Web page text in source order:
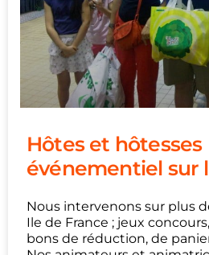
Hôtes et hôtesses
événementiel sur
Nous intervenons sur plus
Ile de France ; jeux
bons de réduction, de